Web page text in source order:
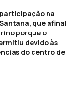
na
que afinal
porque o
devido às
do centro de